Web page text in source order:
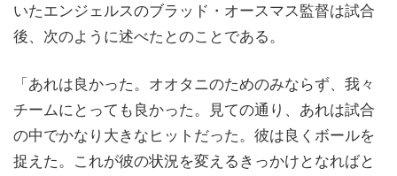
いたエンジェルスのブラッド・オースマス監督は試合
後、次のように述べたとのことである。
「あれは良かった。オオタニのためのみならず、我々
チームにとっても良かった。見ての通り、あれは試合
の中でかなり大きなヒットだった。彼は良くボールを
捉えた。これが彼の状況を変えるきっかけとなればと